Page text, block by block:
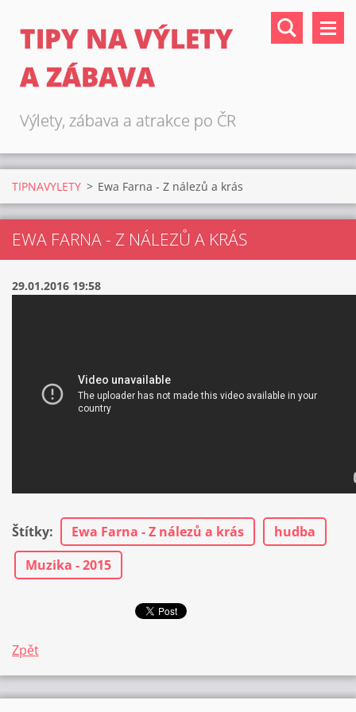
TIPY NA VÝLETY
A ZÁBAVA
Výlety, zábava a atrakce po ČR
TIPNAVYLETY > Ewa Farna - Z nálezů a krás
EWA FARNA - Z NÁLEZŮ A KRÁS
29.01.2016 19:58
Štítky: Ewa Farna - Z nálezů a krás
hudba
Muzika - 2015
Zpět